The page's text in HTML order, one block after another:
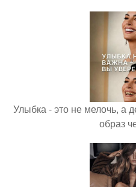
Улыбка - это не мелочь, а
образ